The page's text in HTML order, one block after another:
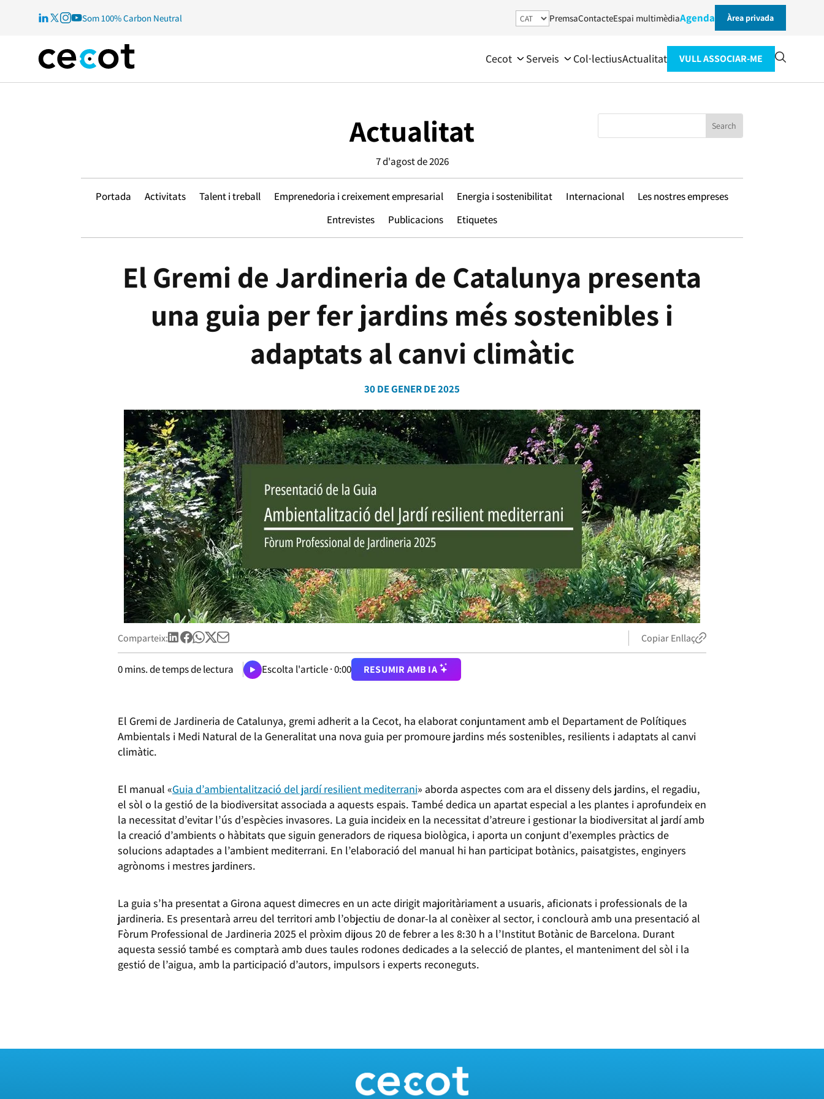
Som 100% Carbon Neutral PremsaContacteEspai multimèdiaAgenda Àrea privada
Cecot Serveis Col·lectiusActualitat VULL ASSOCIAR-ME
Actualitat
7 d'agost de 2026
Portada Activitats Talent i treball Emprenedoria i creixement empresarial Energia i sostenibilitat Internacional
Les nostres empreses
Entrevistes
Publicacions Etiquetes
El Gremi de Jardineria de Catalunya presenta
una guia per fer jardins més sostenibles i
adaptats al canvi climàtic
30 DE GENER DE 2025
Comparteix: Copiar Enllaç
0mins. de temps de lectura Escolta l'article ·0:00 RESUMIR AMB IA
El Gremi de Jardineria de Catalunya, gremi adherit a la Cecot, ha elaborat conjuntament amb el Departament de Polítiques
Ambientals i Medi Natural de la Generalitat una nova guia per promoure jardins més sostenibles, resilients i adaptats al canvi
climàtic.
El manual «Guia d’ambientalització del jardí resilient mediterrani» aborda aspectes com ara el disseny dels jardins, el regadiu,
el sòl o la gestió de la biodiversitat associada a aquests espais. També dedica un apartat especial a les plantes i aprofundeix en
la necessitat d’evitar l’ús d’espècies invasores. La guia incideix en la necessitat d’atreure i gestionar la biodiversitat al jardí amb
la creació d’ambients o hàbitats que siguin generadors de riquesa biològica, i aporta un conjunt d’exemples pràctics de
solucions adaptades a l’ambient mediterrani. En l’elaboració del manual hi han participat botànics, paisatgistes, enginyers
agrònoms i mestres jardiners.
La guia s’ha presentat a Girona aquest dimecres en un acte dirigit majoritàriament a usuaris, aficionats i professionals de la
jardineria. Es presentarà arreu del territori amb l’objectiu de donar-la al conèixer al sector, i conclourà amb una presentació al
Fòrum Professional de Jardineria 2025 el pròxim dijous 20 de febrer a les 8:30 h a l’Institut Botànic de Barcelona. Durant
aquesta sessió també es comptarà amb dues taules rodones dedicades a la selecció de plantes, el manteniment del sòl i la
gestió de l’aigua, amb la participació d’autors, impulsors i experts reconeguts.